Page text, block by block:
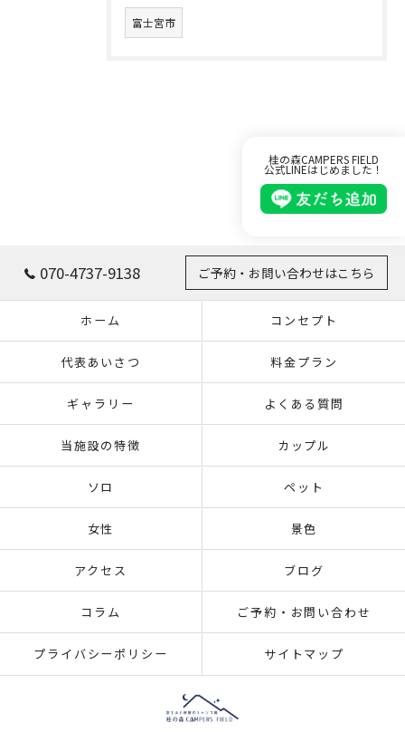
富士宮市
桂の森CAMPERS FIELD
公式LINEはじめました！
070-4737-9138 ご予約・お問い合わせはこちら
ホーム コンセプト
代表あいさつ 料金プラン
ギャラリー よくある質問
当施設の特徴 カップル
ソロ ペット
女性 景色
アクセス ブログ
コラム ご予約・お問い合わせ
プライバシーポリシー サイトマップ